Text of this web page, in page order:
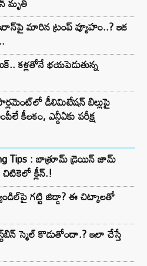
మారిన ట్రంప్ వ్యూహం..? ఇక
కళ్లతోనే భయపెడుతున్న
డీలిమిటేషన్ బిల్లుపై
కీలకం, ఎన్డీఏకు పరీక్ష
Tips : బాత్రూమ్ డ్రెయిన్ జామ్
క్లీన్.!
గట్టి జిడ్డా? ఈ చిట్కాలతో
స్మెల్ కొడుతోందా.? ఇలా చేస్తే